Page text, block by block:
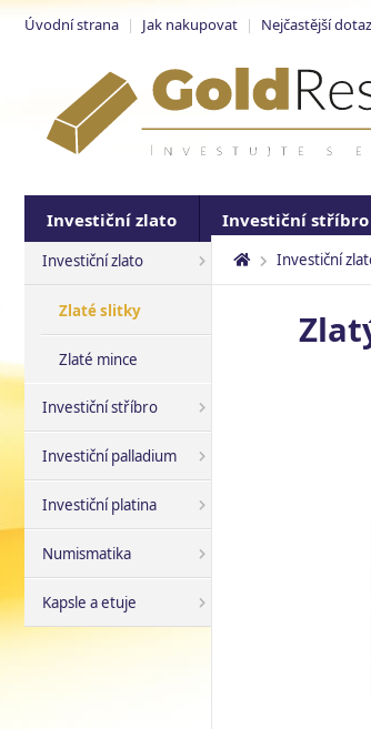
Úvodní strana | Jak nakupovat | Nejčastější
Investiční zlato Investiční stříbro
Investiční zlato
Zlaté slitky
Zlaté mince
Investiční stříbro
Investiční palladium
Investiční platina
Numismatika
Kapsle a etuje
Investiční